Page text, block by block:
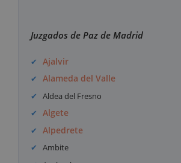
Juzgados de Paz de Madrid
Ajalvir
Alameda del Valle
Aldea del Fresno
Algete
Alpedrete
Ambite